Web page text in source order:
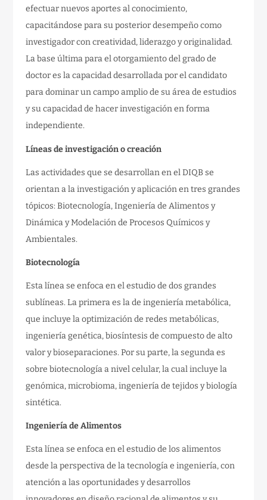
efectuar nuevos aportes al conocimiento,
capacitándose para su posterior desempeño como
investigador con creatividad, liderazgo y originalidad.
La base última para el otorgamiento del grado de
doctor es la capacidad desarrollada por el candidato
para dominar un campo amplio de su área de estudios
y su capacidad de hacer investigación en forma
independiente.
Líneas de investigación o creación
Las actividades que se desarrollan en el DIQB se
orientan a la investigación y aplicación en tres grandes
tópicos: Biotecnología, Ingeniería de Alimentos y
Dinámica y Modelación de Procesos Químicos y
Ambientales.
Biotecnología
Esta línea se enfoca en el estudio de dos grandes
sublíneas. La primera es la de ingeniería metabólica,
que incluye la optimización de redes metabólicas,
ingeniería genética, biosíntesis de compuesto de alto
valor y bioseparaciones. Por su parte, la segunda es
sobre biotecnología a nivel celular, la cual incluye la
genómica, microbioma, ingeniería de tejidos y biología
sintética.
Ingeniería de Alimentos
Esta línea se enfoca en el estudio de los alimentos
desde la perspectiva de la tecnología e ingeniería, con
atención a las oportunidades y desarrollos